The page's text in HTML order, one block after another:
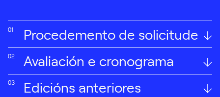
01 Procedemento de solicitude
As propostas, cun máximo de 4 páxinas máis unha táboa
orzamentaria, deberán incluír:
02 Avaliación e cronograma
03 Edicións anteriores